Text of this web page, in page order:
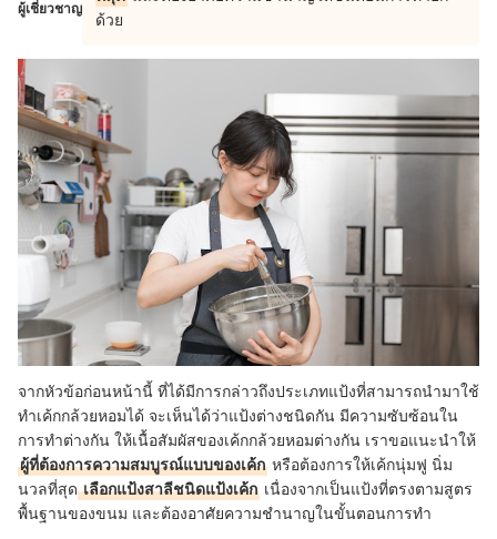
ผู้เชี่ยวชาญ
ด้วย
จากหัวข้อก่อนหน้านี้ ที่ได้มีการกล่าวถึงประเภทแป้งที่สามารถนำมาใช้
ทำเค้กกล้วยหอมได้ จะเห็นได้ว่าแป้งต่างชนิดกัน มีความซับซ้อนใน
การทำต่างกัน ให้เนื้อสัมผัสของเค้กกล้วยหอมต่างกัน เราขอแนะนำให้
ผู้ที่ต้องการความสมบูรณ์แบบของเค้ก หรือต้องการให้เค้กนุ่มฟู นิ่ม
นวลที่สุดเลือกแป้งสาลีชนิดแป้งเค้ก เนื่องจากเป็นแป้งที่ตรงตามสูตร
พื้นฐานของขนม และต้องอาศัยความชำนาญในขั้นตอนการทำ